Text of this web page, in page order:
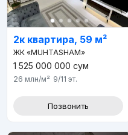
2к квартира, 59 м²
ЖК «MUHTASHAM»
1 525 000 000 сум
26 млн/м² 9/11 эт.
Позвонить